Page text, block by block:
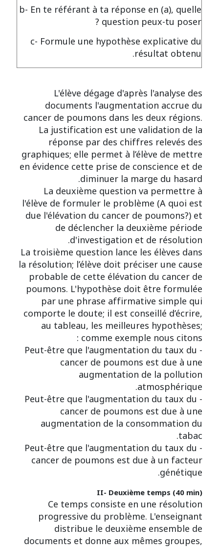
b- En te référant à ta réponse en (a), quelle
question peux-tu poser ?
c- Formule une hypothèse explicative du
résultat obtenu.
L'élève dégage d'après l'analyse des
documents l'augmentation accrue du
cancer de poumons dans les deux régions.
La justification est une validation de la
réponse par des chiffres relevés des
graphiques; elle permet à l’élève de mettre
en évidence cette prise de conscience et de
diminuer la marge du hasard.
La deuxième question va permettre à
l'élève de formuler le problème (A quoi est
due l'élévation du cancer de poumons?) et
de déclencher la deuxième période
d'investigation et de résolution.
La troisième question lance les élèves dans
la résolution; l’élève doit préciser une cause
probable de cette élévation du cancer de
poumons. L'hypothèse doit être formulée
par une phrase affirmative simple qui
comporte le doute; il est conseillé d’écrire,
au tableau, les meilleures hypothèses;
comme exemple nous citons :
- Peut-être que l'augmentation du taux du
cancer de poumons est due à une
augmentation de la pollution
atmosphérique.
- Peut-être que l'augmentation du taux du
cancer de poumons est due à une
augmentation de la consommation du
tabac.
- Peut-être que l'augmentation du taux du
cancer de poumons est due à un facteur
génétique.
II- Deuxième temps (40 min)
Ce temps consiste en une résolution
progressive du problème. L'enseignant
distribue le deuxième ensemble de
documents et donne aux mêmes groupes,